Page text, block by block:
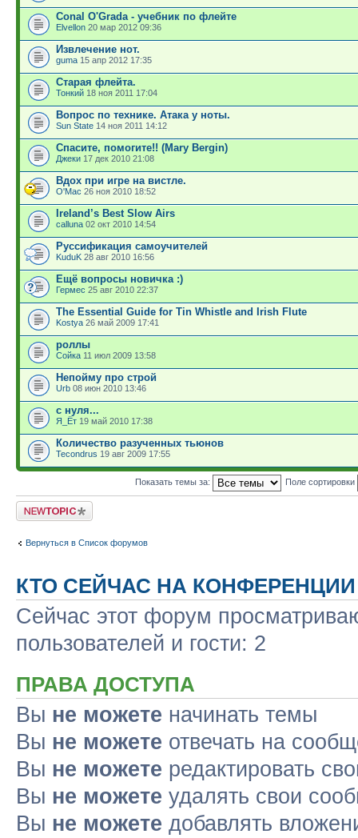
Conal O'Grada - учебник по флейте
Elvellon 20 мар 2012 09:36
Извлечение нот.
guma 15 апр 2012 17:35
Старая флейта.
Тонкий 18 ноя 2011 17:04
Вопрос по технике. Атака у ноты.
Sun State 14 ноя 2011 14:12
Спасите, помогите!! (Mary Bergin)
Джеки 17 дек 2010 21:08
Вдох при игре на вистле.
O'Mac 26 ноя 2010 18:52
Ireland’s Best Slow Airs
calluna 02 окт 2010 14:54
Руссификация самоучителей
KuduK 28 авг 2010 16:56
Ещё вопросы новичка :)
Гермес 25 авг 2010 22:37
The Essential Guide for Tin Whistle and Irish Flute
Kostya 26 май 2009 17:41
роллы
Сойка 11 июл 2009 13:58
Непойму про строй
Urb 08 июн 2010 13:46
с нуля...
Я_Ёт 19 май 2010 17:38
Количество разученных тьюнов
Tecondrus 19 авг 2009 17:55
Показать темы за: Поле сортировки
Новая тема
Вернуться в Список форумов
КТО СЕЙЧАС НА КОНФЕРЕНЦИИ
Сейчас этот форум
пользователей и гости: 2
ПРАВА ДОСТУПА
Вы не можете начинать темы
Вы не можете отвечать на
Вы не можете редактировать
Вы не можете удалять свои
Вы не можете добавлять